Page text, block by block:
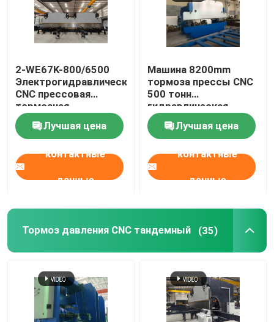
2-WE67K-800/6500
Электрогидравлическая
CNC прессовая
тормозная
изгибающая машина
Лучшая цена
контактные
данные
Машина 8200mm
тормоза прессы CNC
500 тонн
гидравлическая
тандемная
Лучшая цена
контактные
данные
Тормоз давления CNC тандемный (35)